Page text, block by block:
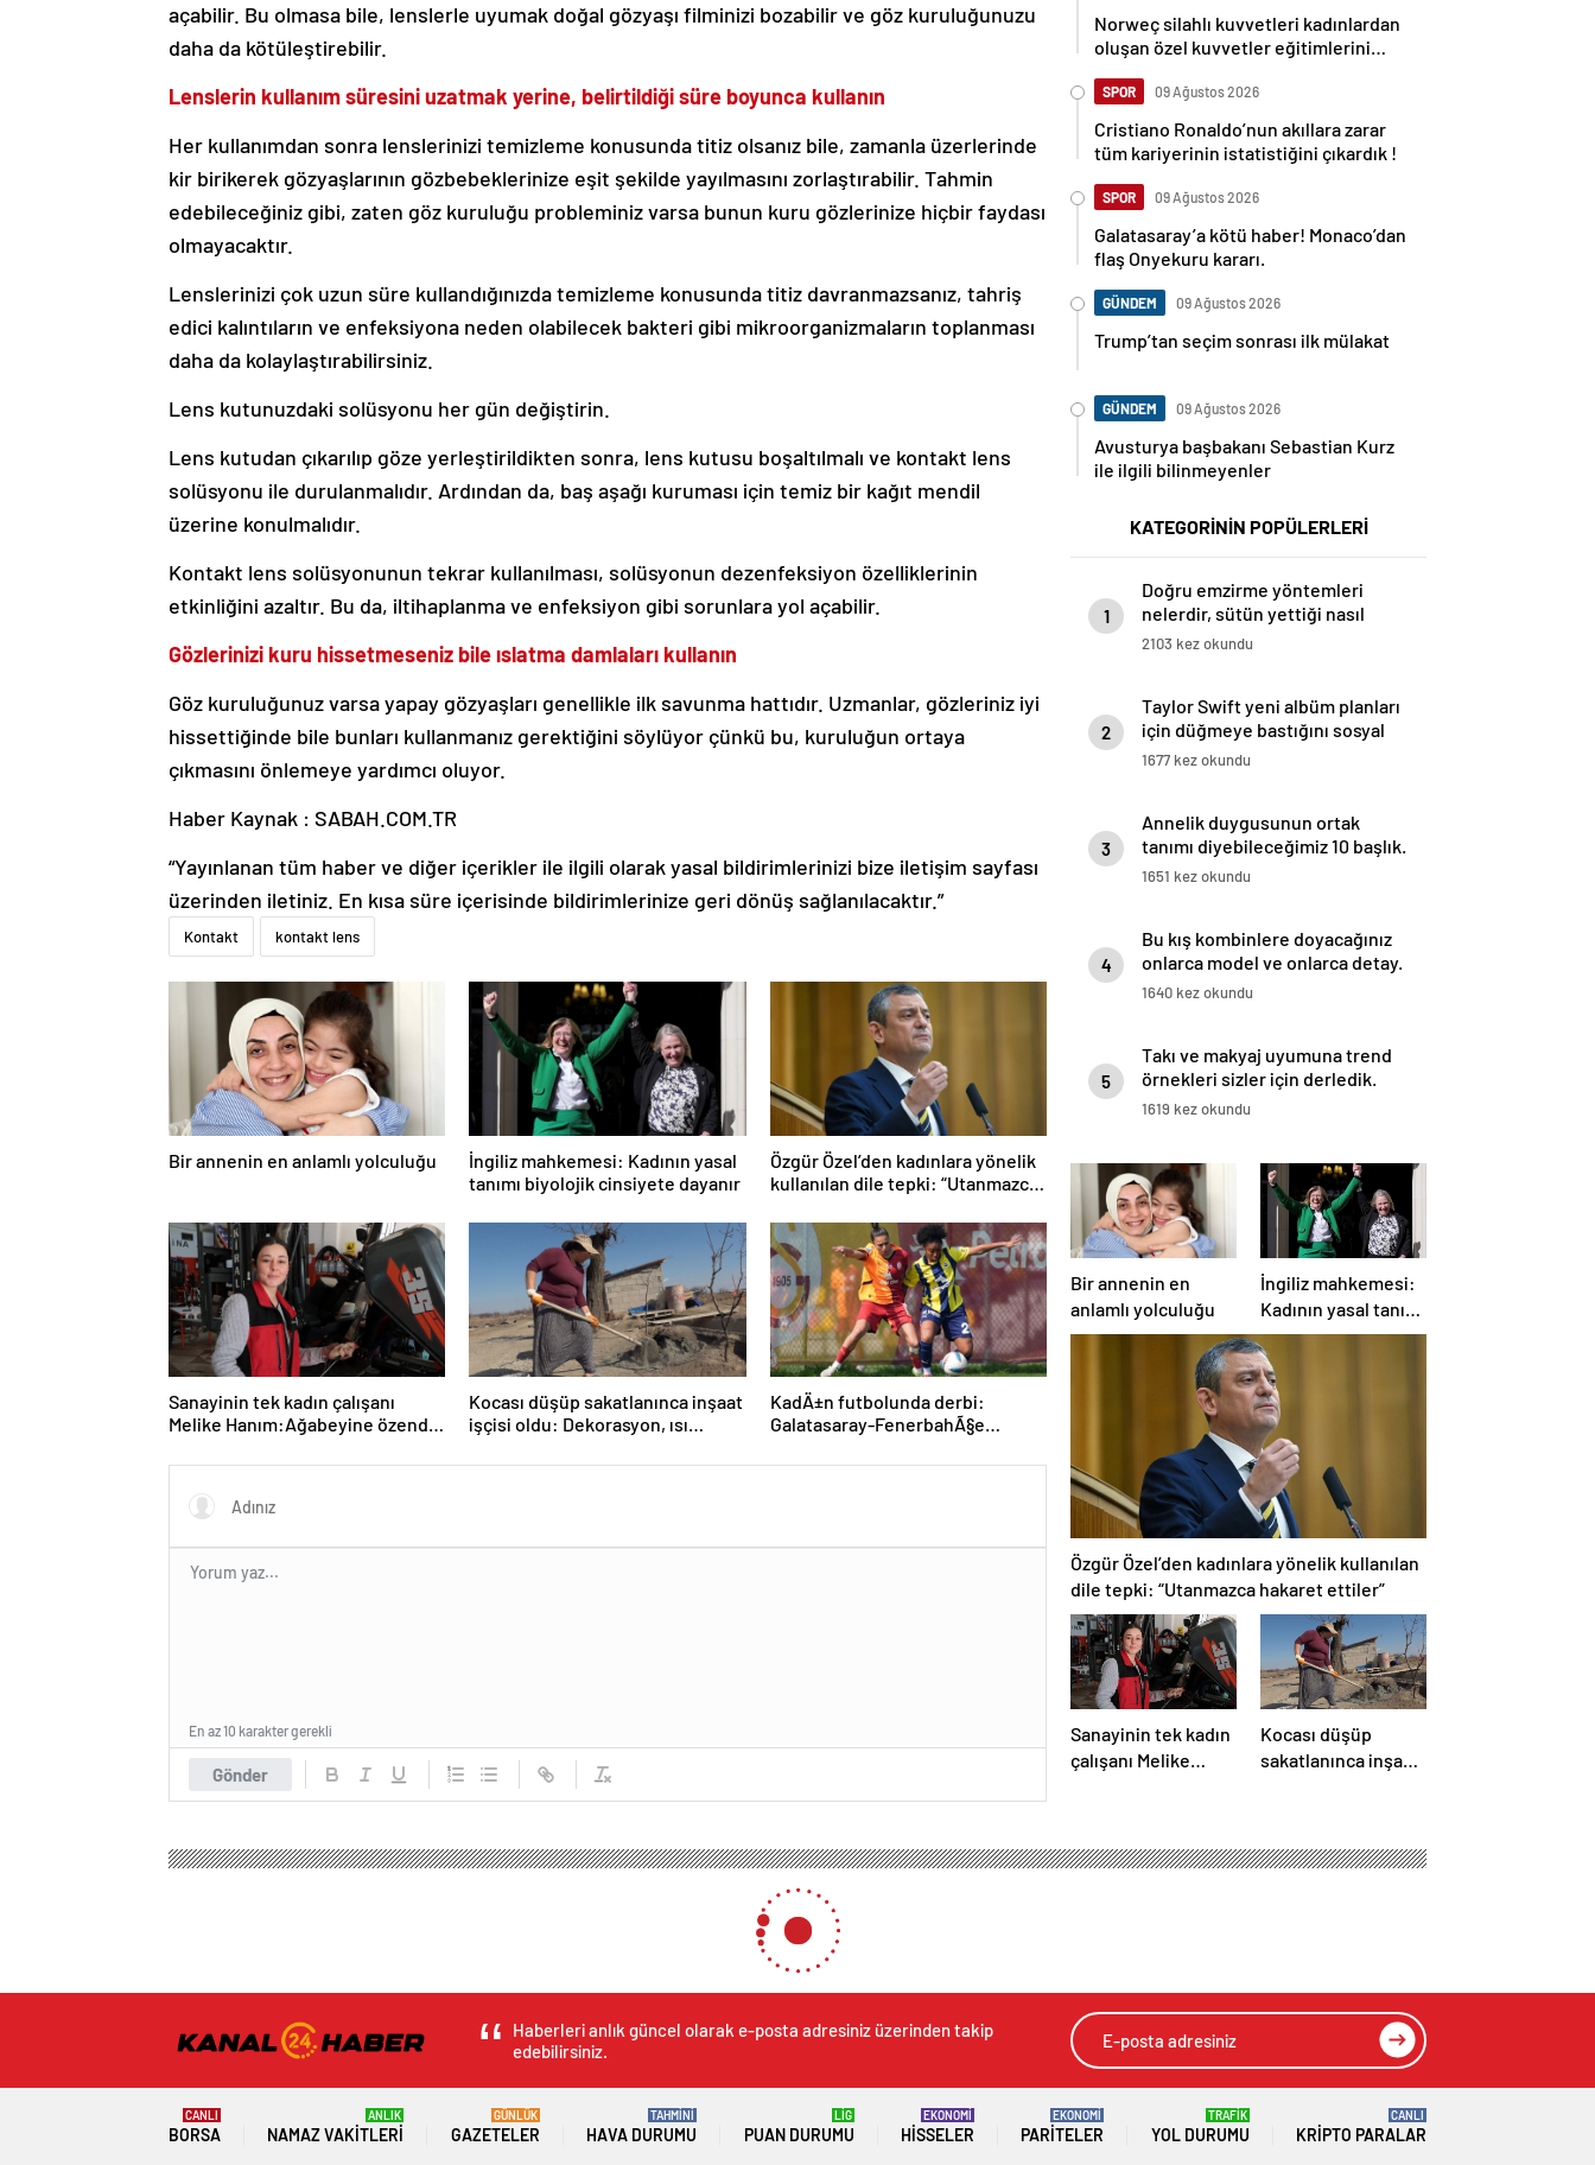
açabilir. Bu olmasa bile, lenslerle uyumak doğal gözyaşı filminizi bozabilir ve göz kuruluğunuzu
daha da kötüleştirebilir.
Lenslerin kullanım süresini uzatmak yerine, belirtildiği süre boyunca kullanın
Her kullanımdan sonra lenslerinizi temizleme konusunda titiz olsanız bile, zamanla üzerlerinde
kir birikerek gözyaşlarının gözbebeklerinize eşit şekilde yayılmasını zorlaştırabilir. Tahmin
edebileceğiniz gibi, zaten göz kuruluğu probleminiz varsa bunun kuru gözlerinize hiçbir faydası
olmayacaktır.
Lenslerinizi çok uzun süre kullandığınızda temizleme konusunda titiz davranmazsanız, tahriş
edici kalıntıların ve enfeksiyona neden olabilecek bakteri gibi mikroorganizmaların toplanması
daha da kolaylaştırabilirsiniz.
Lens kutunuzdaki solüsyonu her gün değiştirin.
Lens kutudan çıkarılıp göze yerleştirildikten sonra, lens kutusu boşaltılmalı ve kontakt lens
solüsyonu ile durulanmalıdır. Ardından da, baş aşağı kuruması için temiz bir kağıt mendil
üzerine konulmalıdır.
Kontakt lens solüsyonunun tekrar kullanılması, solüsyonun dezenfeksiyon özelliklerinin
etkinliğini azaltır. Bu da, iltihaplanma ve enfeksiyon gibi sorunlara yol açabilir.
Gözlerinizi kuru hissetmeseniz bile ıslatma damlaları kullanın
Göz kuruluğunuz varsa yapay gözyaşları genellikle ilk savunma hattıdır. Uzmanlar, gözleriniz iyi
hissettiğinde bile bunları kullanmanız gerektiğini söylüyor çünkü bu, kuruluğun ortaya
çıkmasını önlemeye yardımcı oluyor.
Haber Kaynak : SABAH.COM.TR
“Yayınlanan tüm haber ve diğer içerikler ile ilgili olarak yasal bildirimlerinizi bize iletişim sayfası
üzerinden iletiniz. En kısa süre içerisinde bildirimlerinize geri dönüş sağlanılacaktır.”
Kontakt kontakt lens
Bir annenin en anlamlı yolculuğu
İngiliz mahkemesi: Kadının yasal
tanımı biyolojik cinsiyete dayanır
Özgür Özel’den kadınlara yönelik
kullanılan dile tepki: “Utanmazca
Sanayinin tek kadın çalışanı
Melike Hanım:Ağabeyine özendi
yapıyor
Kocası düşüp sakatlanınca inşaat
işçisi oldu: Dekorasyon, ısı
KadÄ±n futbolunda derbi:
Galatasaray-FenerbahÃ§e
Ã§Ä±kmadÄ±
Gönder
En az 10 karakter gerekli
Norweç silahlı kuvvetleri kadınlardan
oluşan özel kuvvetler eğitimlerini
SPOR 09 Ağustos 2026
Cristiano Ronaldo’nun akıllara zarar
tüm kariyerinin istatistiğini çıkardık !
SPOR 09 Ağustos 2026
Galatasaray’a kötü haber! Monaco’dan
flaş Onyekuru kararı.
GÜNDEM 09 Ağustos 2026
Trump’tan seçim sonrası ilk mülakat
GÜNDEM 09 Ağustos 2026
Avusturya başbakanı Sebastian Kurz
ile ilgili bilinmeyenler
KATEGORİNİN POPÜLERLERİ
1
Doğru emzirme yöntemleri
nelerdir, sütün yettiği nasıl
anlaşılır?
2103 kez okundu
2
Taylor Swift yeni albüm planları
için düğmeye bastığını sosyal
medyadan duyurdu!
1677 kez okundu
3
Annelik duygusunun ortak
tanımı diyebileceğimiz 10 başlık.
1651 kez okundu
4
Bu kış kombinlere doyacağınız
onlarca model ve onlarca detay.
1640 kez okundu
5
Takı ve makyaj uyumuna trend
örnekleri sizler için derledik.
1619 kez okundu
Bir annenin en
anlamlı yolculuğu
İngiliz mahkemesi:
Kadının yasal tanımı
biyolojik cinsiyete
dayanır
Özgür Özel’den kadınlara yönelik kullanılan
dile tepki: “Utanmazca hakaret ettiler”
Sanayinin tek kadın
çalışanı Melike
yapıyor
Kocası düşüp
sakatlanınca inşaat
Yapamadığı iş yok
Haberleri anlık güncel olarak e-posta adresiniz üzerinden takip
edebilirsiniz.
BORSA
CANLI
NAMAZ VAKITLERI
ANLIK
GAZETELER
GÜNLÜK
HAVA DURUMU
TAHMİNİ
PUAN DURUMU
LİG
HISSELER
EKONOMİ
PARITELER
EKONOMİ
YOL DURUMU
TRAFİK
KRIPTO PARALAR
CANLI